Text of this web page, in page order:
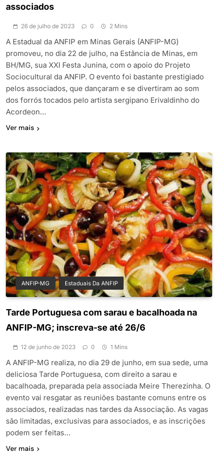
associados
26 de julho de 2023 0 2 Mins
A Estadual da ANFIP em Minas Gerais (ANFIP-MG)
promoveu, no dia 22 de julho, na Estância de Minas, em
BH/MG, sua XXI Festa Junina, com o apoio do Projeto
Sociocultural da ANFIP. O evento foi bastante prestigiado
pelos associados, que dançaram e se divertiram ao som
dos forrós tocados pelo artista sergipano Erivaldinho do
Acordeon…
Ver mais
ANFIP-MG Estaduais Da ANFIP
Tarde Portuguesa com sarau e bacalhoada na
ANFIP-MG; inscreva-se até 26/6
12 de junho de 2023 0 1 Mins
A ANFIP-MG realiza, no dia 29 de junho, em sua sede, uma
deliciosa Tarde Portuguesa, com direito a sarau e
bacalhoada, preparada pela associada Meire Therezinha. O
evento vai resgatar as reuniões bastante comuns entre os
associados, realizadas nas tardes da Associação. As vagas
são limitadas, exclusivas para associados, e as inscrições
podem ser feitas…
Ver mais